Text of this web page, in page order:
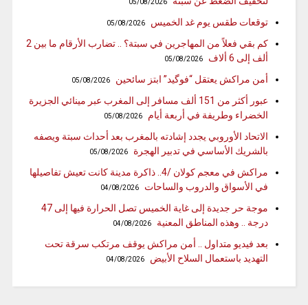
توقعات طقس يوم غد الخميس 05/08/2026
كم بقي فعلاً من المهاجرين في سبتة؟ .. تضارب الأرقام ما بين 2
ألف إلى 6 ألاف
05/08/2026
أمن مراكش يعتقل “فوگيد” ابتز سائحين 05/08/2026
عبور أكثر من 151 ألف مسافر إلى المغرب عبر مينائي الجزيرة
الخضراء وطريفة في أربعة أيام
05/08/2026
الاتحاد الأوروبي يجدد إشادته بالمغرب بعد أحداث سبتة ويصفه
بالشريك الأساسي في تدبير الهجرة
05/08/2026
مراكش في معجم كولان /4.. ذاكرة مدينة كانت تعيش تفاصيلها
في الأسواق والدروب والساحات
04/08/2026
موجة حر جديدة إلى غاية الخميس تصل الحرارة فيها إلى 47
درجة .. وهذه المناطق المعنية
04/08/2026
بعد فيديو متداول .. أمن مراكش يوقف مرتكب سرقة تحت
التهديد باستعمال السلاح الأبيض
04/08/2026